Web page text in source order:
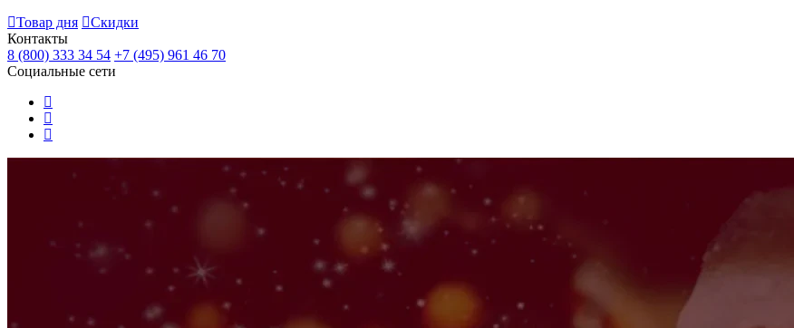
Товар дня
Скидки
Контакты
8 (800) 333 34 54 +7 (495) 961 46 70
Социальные сети